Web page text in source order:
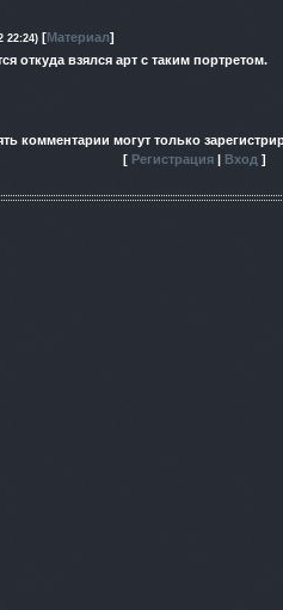
22:24) [Материал]
откуда взялся арт с таким портретом.
комментарии могут только
[ Регистрация Вход ]